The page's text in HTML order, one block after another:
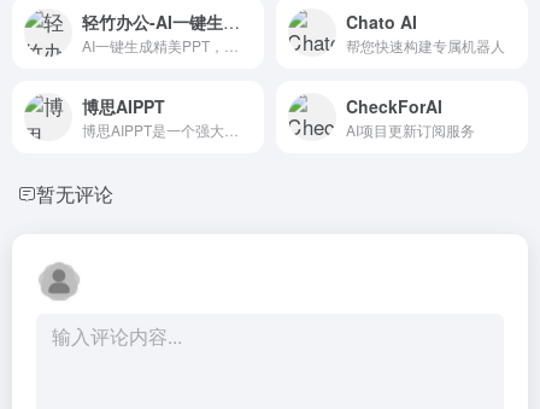
轻竹办公-AI一键生成PPT Chato AI
帮您快速构建专属机器人
博思AIPPT CheckForAI
AI项目更新订阅服务
暂无评论